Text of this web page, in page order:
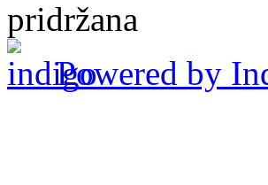
pridržana
Powered by